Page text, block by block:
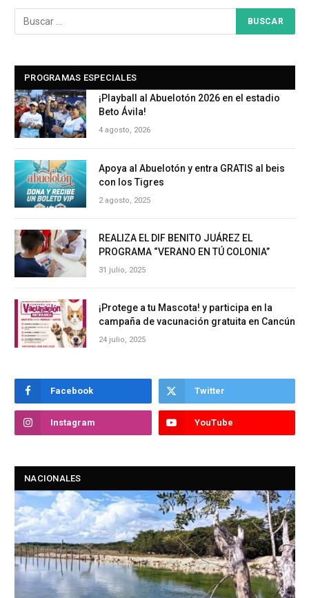
PROGRAMAS ESPECIALES
¡Playball al Abuelotón 2026 en el estadio
Beto Ávila!
4 agosto, 2026
Apoya al Abuelotón y entra GRATIS al beis
con los Tigres
2 agosto, 2025
REALIZA EL DIF BENITO JUÁREZ EL
PROGRAMA “VERANO EN TÚ COLONIA”
31 julio, 2025
¡Protege a tu Mascota! y participa en la
campaña de vacunación gratuita en Cancún
24 julio, 2025
Facebook Twitter
Instagram YouTube
NACIONALES